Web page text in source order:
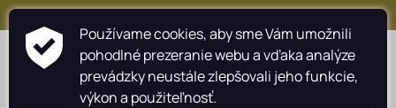
+421 917 159 547
Používame cookies, aby sme Vám umožnili
pohodlné prezeranie webu a vďaka analýze
prevádzky neustále zlepšovali jeho funkcie,
výkon a použiteľnosť.